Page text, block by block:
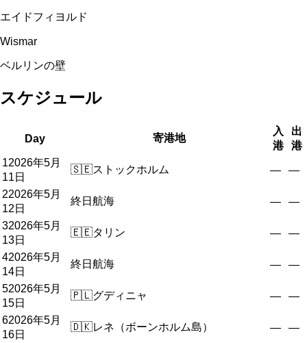
エイドフィヨルド
Wismar
ベルリンの壁
スケジュール
Day 寄港地
入
港
出
港
12026年5月
11日
🇸🇪ストックホルム — —
22026年5月
12日
終日航海 — —
32026年5月
13日
🇪🇪タリン — —
42026年5月
14日
終日航海 — —
52026年5月
15日
🇵🇱グディニャ — —
62026年5月
16日
🇩🇰レネ（ボーンホルム島） — —